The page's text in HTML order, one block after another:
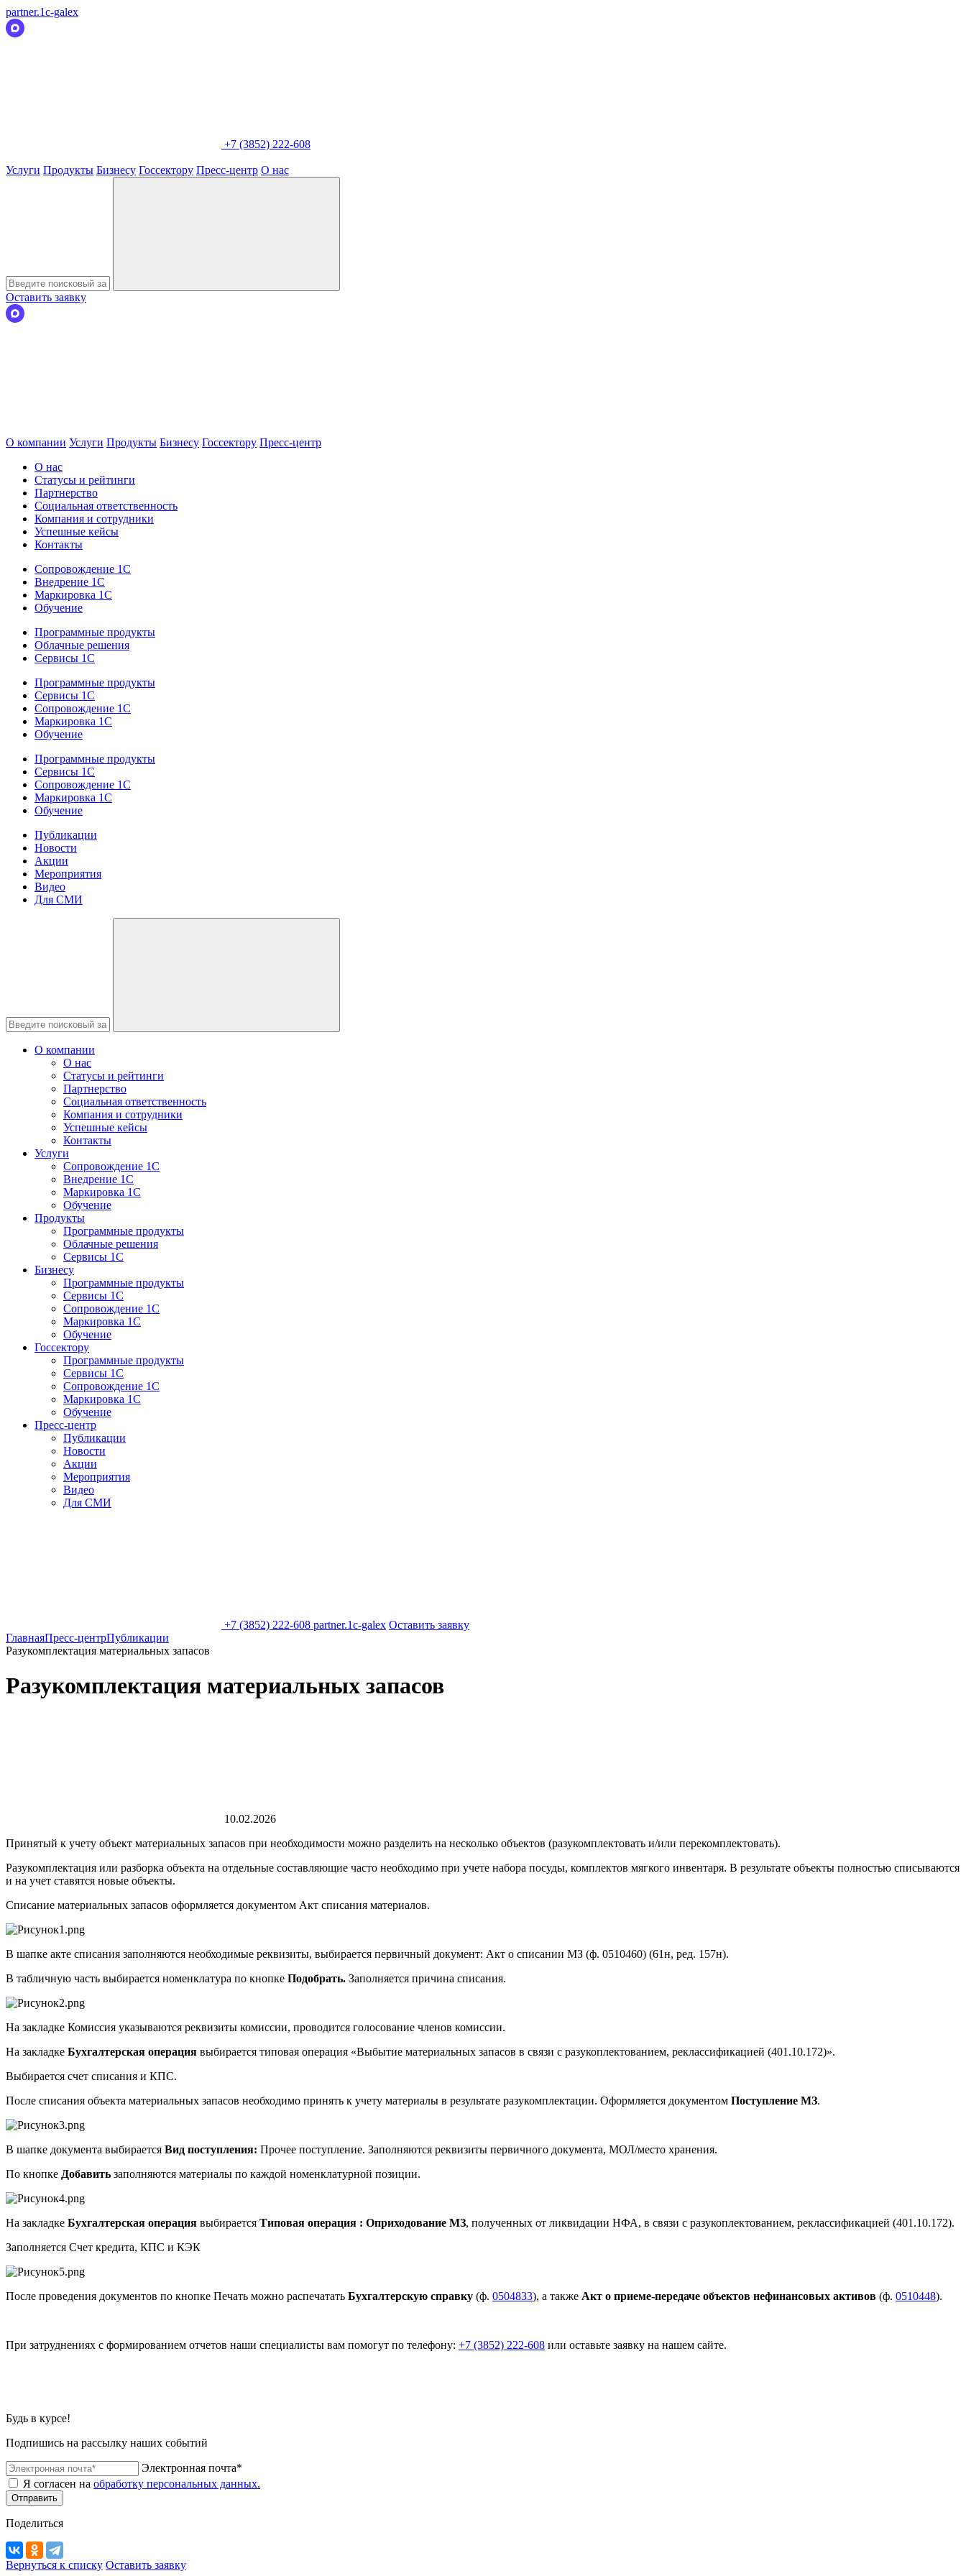
partner.1c-galex
+7 (3852) 222-608
Услуги Продукты Бизнесу Госсектору Пресс-центр О нас
Оставить заявку
О компании Услуги Продукты Бизнесу Госсектору Пресс-центр
О нас
Статусы и рейтинги
Партнерство
Социальная ответственность
Компания и сотрудники
Успешные кейсы
Контакты
Сопровождение 1С
Внедрение 1С
Маркировка 1С
Обучение
Программные продукты
Облачные решения
Сервисы 1С
Программные продукты
Сервисы 1С
Сопровождение 1С
Маркировка 1С
Обучение
Программные продукты
Сервисы 1С
Сопровождение 1С
Маркировка 1С
Обучение
Публикации
Новости
Акции
Мероприятия
Видео
Для СМИ
О компании
О нас
Статусы и рейтинги
Партнерство
Социальная ответственность
Компания и сотрудники
Успешные кейсы
Контакты
Услуги
Сопровождение 1С
Внедрение 1С
Маркировка 1С
Обучение
Продукты
Программные продукты
Облачные решения
Сервисы 1С
Бизнесу
Программные продукты
Сервисы 1С
Сопровождение 1С
Маркировка 1С
Обучение
Госсектору
Программные продукты
Сервисы 1С
Сопровождение 1С
Маркировка 1С
Обучение
Пресс-центр
Публикации
Новости
Акции
Мероприятия
Видео
Для СМИ
+7 (3852) 222-608 partner.1c-galex Оставить заявку
ГлавнаяПресс-центрПубликации
Разукомплектация материальных запасов
Разукомплектация материальных запасов
10.02.2026
Принятый к учету объект материальных запасов при необходимости можно разделить на несколько объектов (разукомплектовать и/или перекомплектовать).
Разукомплектация или разборка объекта на отдельные составляющие часто необходимо при учете набора посуды, комплектов мягкого инвентаря. В результате объекты полностью списываются
и на учет ставятся новые объекты.
Списание материальных запасов оформляется документом Акт списания материалов.
В шапке акте списания заполняются необходимые реквизиты, выбирается первичный документ: Акт о списании МЗ (ф. 0510460) (61н, ред. 157н).
В табличную часть выбирается номенклатура по кнопке Подобрать. Заполняется причина списания.
На закладке Комиссия указываются реквизиты комиссии, проводится голосование членов комиссии.
На закладке Бухгалтерская операция выбирается типовая операция «Выбытие материальных запасов в связи с разукоплектованием, реклассификацией (401.10.172)».
Выбирается счет списания и КПС.
После списания объекта материальных запасов необходимо принять к учету материалы в результате разукомплектации. Оформляется документом Поступление МЗ.
В шапке документа выбирается Вид поступления: Прочее поступление. Заполняются реквизиты первичного документа, МОЛ/место хранения.
По кнопке Добавить заполняются материалы по каждой номенклатурной позиции.
На закладке Бухгалтерская операция выбирается Типовая операция : Оприходование МЗ, полученных от ликвидации НФА, в связи с разукоплектованием, реклассификацией (401.10.172).
Заполняется Счет кредита, КПС и КЭК
После проведения документов по кнопке Печать можно распечатать Бухгалтерскую справку (ф. 0504833), а также Акт о приеме-передаче объектов нефинансовых активов (ф. 0510448).
При затруднениях с формированием отчетов наши специалисты вам помогут по телефону: +7 (3852) 222-608 или оставьте заявку на нашем сайте.
Будь в курсе!
Подпишись на рассылку наших событий
Электронная почта*
Я согласен на обработку персональных данных.
Отправить
Поделиться
Вернуться к списку Оставить заявку